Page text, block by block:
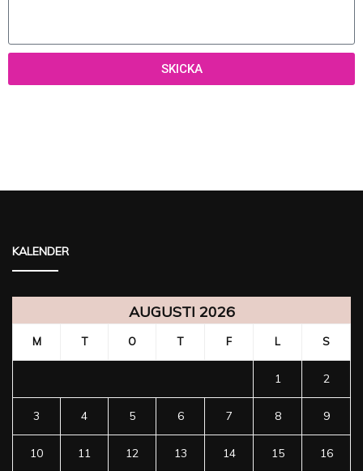
SKICKA
KALENDER
AUGUSTI 2026
M T O T F L S
1 2
3 4 5 6 7 8 9
10 11 12 13 14 15 16